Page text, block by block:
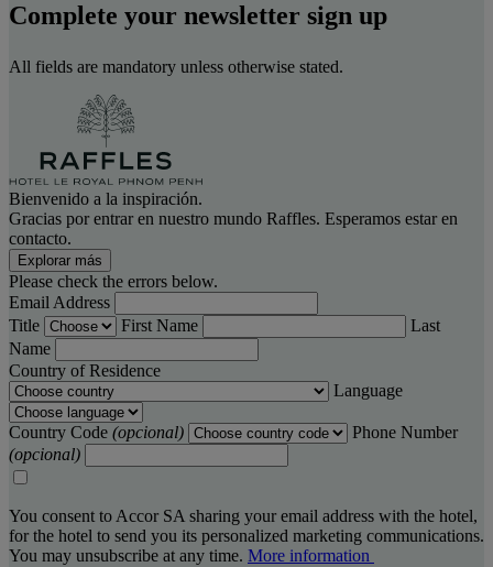
Complete your newsletter sign up
All fields are mandatory unless otherwise stated.
Bienvenido a la inspiración.
Gracias por entrar en nuestro mundo Raffles. Esperamos estar en
contacto.
Explorar más
Please check the errors below.
Email Address
Title
First Name
Last
Name
Country of Residence
Language
Country Code (opcional)
Phone Number
(opcional)
You consent to Accor SA sharing your email address with the hotel,
for the hotel to send you its personalized marketing communications.
You may unsubscribe at any time. More information